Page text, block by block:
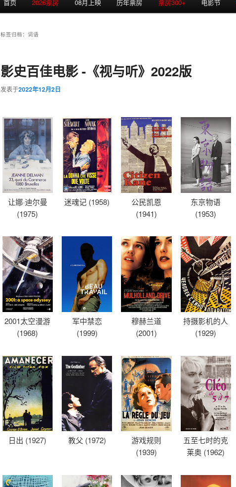
首页 2026票房 08月上映 历年票房 票房300+ 电影节
标签归档：词语
影史百佳电影 -《视与听》2022版
发表于2022年12月2日
让娜·迪尔曼
(1975)
迷魂记 (1958)
公民凯恩
(1941)
东京物语
(1953)
2001太空漫游
(1968)
军中禁恋
(1999)
穆赫兰道
(2001)
持摄影机的人
(1929)
日出 (1927) 教父 (1972)
游戏规则
(1939)
五至七时的克
莱奥 (1962)